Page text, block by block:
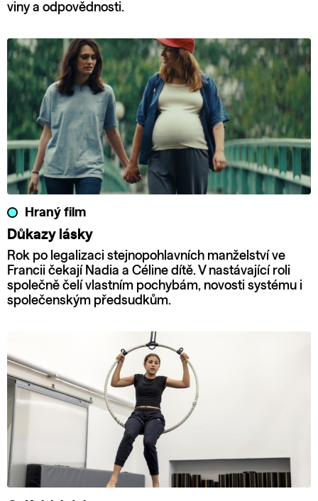
viny a odpovědnosti.
Hraný film
Důkazy lásky
Rok po legalizaci stejnopohlavních manželství ve
Francii čekají Nadia a Céline dítě. V nastávající roli
společně čelí vlastním pochybám, novosti systému i
společenským předsudkům.